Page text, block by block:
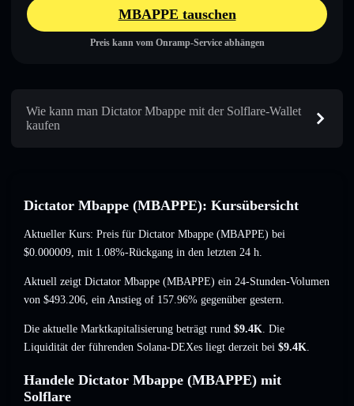
MBAPPE tauschen
Preis kann vom Onramp-Service abhängen
Wie kann man Dictator Mbappe mit der Solflare-Wallet
kaufen
Dictator Mbappe (MBAPPE): Kursübersicht
Aktueller Kurs: Preis für Dictator Mbappe (MBAPPE) bei
$0.000009, mit 1.08%-Rückgang in den letzten 24 h.
Aktuell zeigt Dictator Mbappe (MBAPPE) ein 24-Stunden-Volumen
von $493.206, ein Anstieg of 157.96% gegenüber gestern.
Die aktuelle Marktkapitalisierung beträgt rund $9.4K. Die
Liquidität der führenden Solana-DEXes liegt derzeit bei $9.4K.
Handele Dictator Mbappe (MBAPPE) mit
Solflare